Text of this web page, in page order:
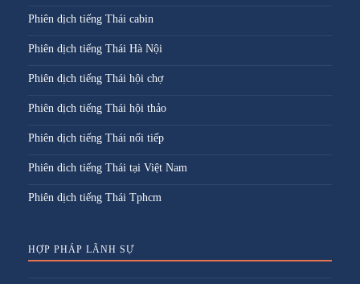
Phiên dịch tiếng Thái cabin
Phiên dịch tiếng Thái Hà Nội
Phiên dịch tiếng Thái hội chợ
Phiên dịch tiếng Thái hội thảo
Phiên dịch tiếng Thái nối tiếp
Phiên dich tiếng Thái tại Việt Nam
Phiên dịch tiếng Thái Tphcm
HỢP PHÁP LÃNH SỰ